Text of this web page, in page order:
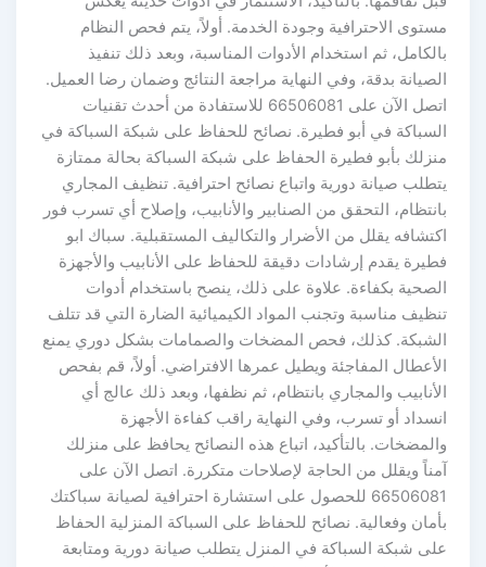
مستوى الاحترافية وجودة الخدمة. أولاً، يتم فحص النظام
بالكامل، ثم استخدام الأدوات المناسبة، وبعد ذلك تنفيذ
الصيانة بدقة، وفي النهاية مراجعة النتائج وضمان رضا العميل.
اتصل الآن على 66506081 للاستفادة من أحدث تقنيات
السباكة في أبو فطيرة. نصائح للحفاظ على شبكة السباكة في
منزلك بأبو فطيرة الحفاظ على شبكة السباكة بحالة ممتازة
يتطلب صيانة دورية واتباع نصائح احترافية. تنظيف المجاري
بانتظام، التحقق من الصنابير والأنابيب، وإصلاح أي تسرب فور
اكتشافه يقلل من الأضرار والتكاليف المستقبلية. سباك ابو
فطيرة يقدم إرشادات دقيقة للحفاظ على الأنابيب والأجهزة
الصحية بكفاءة. علاوة على ذلك، ينصح باستخدام أدوات
تنظيف مناسبة وتجنب المواد الكيميائية الضارة التي قد تتلف
الشبكة. كذلك، فحص المضخات والصمامات بشكل دوري يمنع
الأعطال المفاجئة ويطيل عمرها الافتراضي. أولاً، قم بفحص
الأنابيب والمجاري بانتظام، ثم نظفها، وبعد ذلك عالج أي
انسداد أو تسرب، وفي النهاية راقب كفاءة الأجهزة
والمضخات. بالتأكيد، اتباع هذه النصائح يحافظ على منزلك
آمناً ويقلل من الحاجة لإصلاحات متكررة. اتصل الآن على
66506081 للحصول على استشارة احترافية لصيانة سباكتك
بأمان وفعالية. نصائح للحفاظ على السباكة المنزلية الحفاظ
على شبكة السباكة في المنزل يتطلب صيانة دورية ومتابعة